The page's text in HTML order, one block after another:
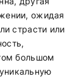
ожидая
страсти или
большом